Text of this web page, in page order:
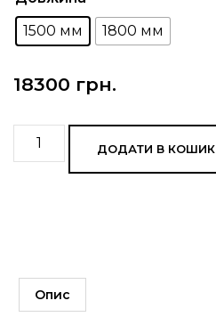
1500 мм
1800 мм
18300 грн.
ДОДАТИ В КОШИК
Опис